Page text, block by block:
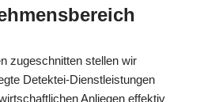
zugeschnitten stellen wir
Detektei-Dienstleistungen
Anliegen effektiv